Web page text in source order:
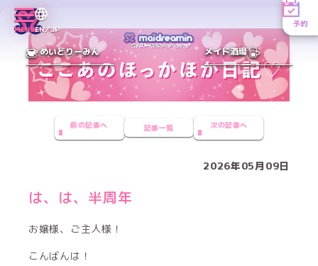
MENUEN／JP
予約
めいどりーみん メイド酒場
前の記事へ 記事一覧 次の記事へ
2026年05月09日
は、は、半周年
お嬢様、ご主人様！
こんばんは！